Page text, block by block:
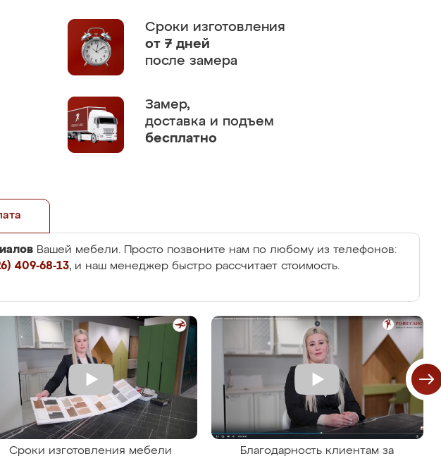
Сроки изготовления
от 7 дней
после замера
Замер,
доставка и подъем
бесплатно
Вашей мебели. Просто позвоните нам по любому из телефонов:
409-68-13, и наш менеджер быстро рассчитает стоимость.
Сроки изготовления мебели
Благодарность клиентам за